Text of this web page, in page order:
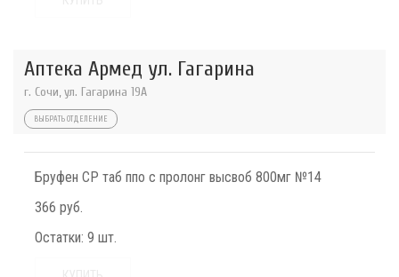
Аптека Армед ул. Гагарина
г. Сочи, ул. Гагарина 19А
ВЫБРАТЬ ОТДЕЛЕНИЕ
Бруфен СР таб ппо с пролонг высвоб 800мг №14
366 руб.
Остатки: 9 шт.